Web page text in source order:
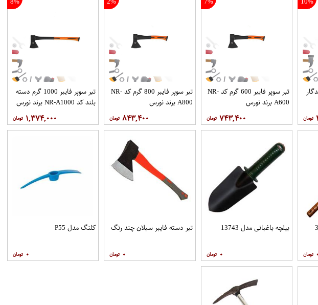
تبر سوپر فایبر 600 گرم کد NR-
A600 برند نورس
۷۴۳,۴۰۰
تبر سوپر فایبر 800 گرم کد NR-
A800 برند نورس
۸۴۳,۴۰۰
تبر سوپر فایبر 1000 گرم دسته
بلند کد NR-A1000 برند نورس
۱,۳۷۴,۰۰۰
بیلچه باغبانی مدل 13743
۰
تبر دسته فایبر سبلان چند رنگ
۰
کلنگ مدل P55
۰